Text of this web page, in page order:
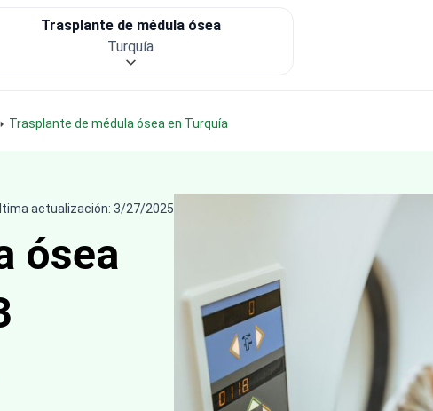
Trasplante de médula ósea en Turquía
Trasplante de médula ósea
Turquía
actualización: 3/27/2025
ósea